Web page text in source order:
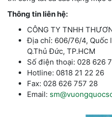
Thông tin liên hệ:
CÔNG TY TNHH
Địa chỉ: 606/76/4, Quốc
Q.Thủ Đức, TP.HCM
Số điện thoại: 028 626
Hotline: 0818 21 22 26
Fax: 028 626 757 28
Email: